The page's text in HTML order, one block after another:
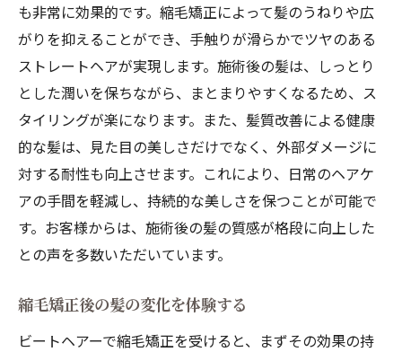
も非常に効果的です。縮毛矯正によって髪のうねりや広
がりを抑えることができ、手触りが滑らかでツヤのある
ストレートヘアが実現します。施術後の髪は、しっとり
とした潤いを保ちながら、まとまりやすくなるため、ス
タイリングが楽になります。また、髪質改善による健康
的な髪は、見た目の美しさだけでなく、外部ダメージに
対する耐性も向上させます。これにより、日常のヘアケ
アの手間を軽減し、持続的な美しさを保つことが可能で
す。お客様からは、施術後の髪の質感が格段に向上した
との声を多数いただいています。
縮毛矯正後の髪の変化を体験する
ビートヘアーで縮毛矯正を受けると、まずその効果の持